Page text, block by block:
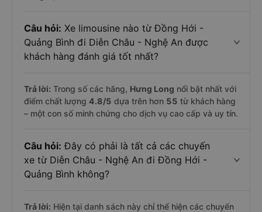
Câu hỏi: Xe limousine nào từ Đồng Hới -
Quảng Bình đi Diễn Châu - Nghệ An được
khách hàng đánh giá tốt nhất?
Trả lời: Trong số các hãng, Hưng Long nổi bật nhất với
điểm chất lượng 4.8/5 dựa trên hơn 55 từ khách hàng
– một con số minh chứng cho dịch vụ cao cấp và uy tín.
Câu hỏi: Đây có phải là tất cả các chuyến
xe từ Diễn Châu - Nghệ An đi Đồng Hới -
Quảng Bình không?
Trả lời: Hiện tại danh sách này chỉ thể hiện các chuyến